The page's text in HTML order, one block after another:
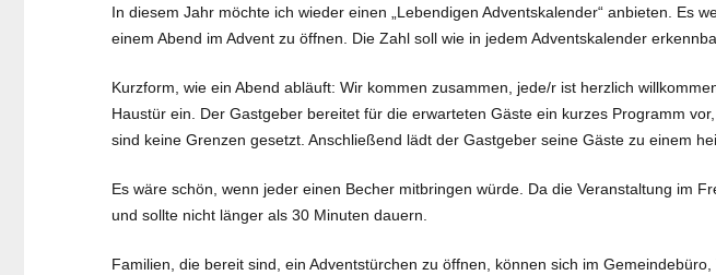
In diesem Jahr möchte ich wieder einen „Lebendigen Adventskalender“ anbieten. Es
einem Abend im Advent zu öffnen. Die Zahl soll wie in jedem Adventskalender
Kurzform, wie ein Abend abläuft: Wir kommen zusammen, jede/r ist herzlich
Haustür ein. Der Gastgeber bereitet für die erwarteten Gäste ein kurzes Programm
sind keine Grenzen gesetzt. Anschließend lädt der Gastgeber seine Gäste zu einem
Es wäre schön, wenn jeder einen Becher mitbringen würde. Da die Veranstaltung im
und sollte nicht länger als 30 Minuten dauern.
Familien, die bereit sind, ein Adventstürchen zu öffnen, können sich im Gemeindebüro,